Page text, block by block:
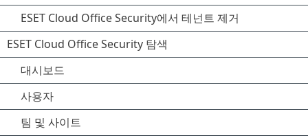
ESET Cloud Office Security에서 테넌트 제거
ESET Cloud Office Security 탐색
대시보드
사용자
팀 및 사이트